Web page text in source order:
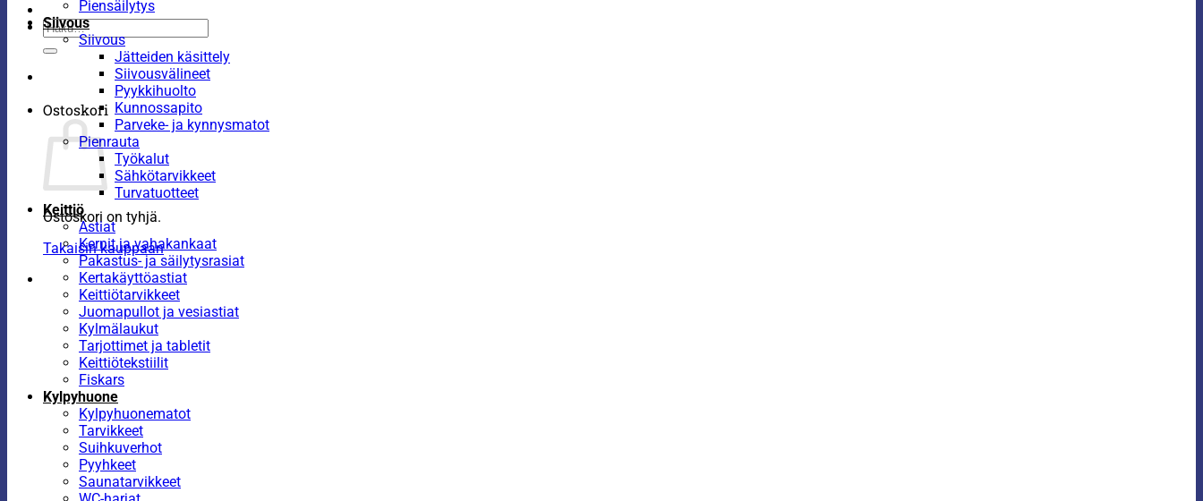
Etsi:
Ostoskori
Ostoskori on tyhjä.
Takaisin kauppaan
Piensäilytys
Siivous
Siivous
Jätteiden käsittely
Siivousvälineet
Pyykkihuolto
Kunnossapito
Parveke- ja kynnysmatot
Pienrauta
Työkalut
Sähkötarvikkeet
Turvatuotteet
Keittiö
Astiat
Kernit ja vahakankaat
Pakastus- ja säilytysrasiat
Kertakäyttöastiat
Keittiötarvikkeet
Juomapullot ja vesiastiat
Kylmälaukut
Tarjottimet ja tabletit
Keittiötekstiilit
Fiskars
Kylpyhuone
Kylpyhuonematot
Tarvikkeet
Suihkuverhot
Pyyhkeet
Saunatarvikkeet